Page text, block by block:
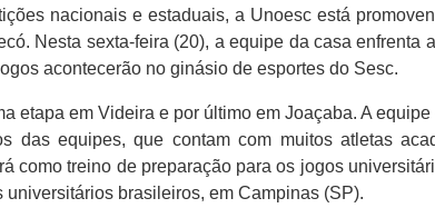
nacionais e estaduais, a Unoesc está
Nesta sexta-feira (20), a equipe da casa
acontecerão no ginásio de esportes do Sesc.
etapa em Videira e por último em Joaçaba. A
das equipes, que contam com muitos atletas
como treino de preparação para os jogos
brasileiros, em Campinas (SP).